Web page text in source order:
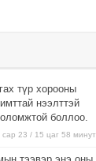
түр хорооны
нээлттэй
боллоо.
23 / 15 цаг 58 минут